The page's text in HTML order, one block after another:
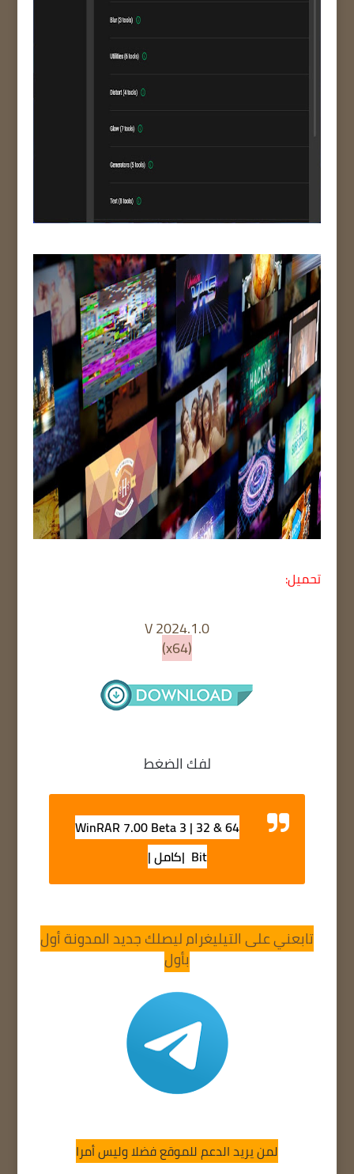
تحميل:
V 2024.1.0
(x64)
لفك الضغط
WinRAR 7.00 Beta 3 | 32 & 64
Bit |كامل |
تابعني على التيليغرام ليصلك جديد المدونة أول
بأول
لمن يريد الدعم للموقع فضلا وليس أمرا